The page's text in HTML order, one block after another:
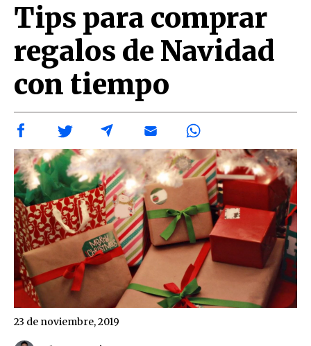
Tips para comprar
regalos de Navidad
con tiempo
23 de noviembre, 2019